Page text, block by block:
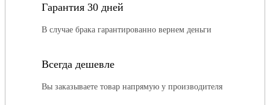
Гарантия 30 дней
В случае брака гарантированно вернем деньги
Всегда дешевле
Вы заказываете товар напрямую у производителя